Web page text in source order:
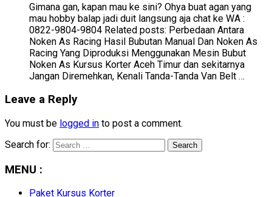
Gimana gan, kapan mau ke sini? Ohya buat agan yang
mau hobby balap jadi duit langsung aja chat ke WA :
0822-9804-9804 Related posts: Perbedaan Antara
Noken As Racing Hasil Bubutan Manual Dan Noken As
Racing Yang Diproduksi Menggunakan Mesin Bubut
Noken As Kursus Korter Aceh Timur dan sekitarnya
Jangan Diremehkan, Kenali Tanda-Tanda Van Belt …
Leave a Reply
You must be logged in to post a comment.
Search for:
MENU :
Paket Kursus Korter